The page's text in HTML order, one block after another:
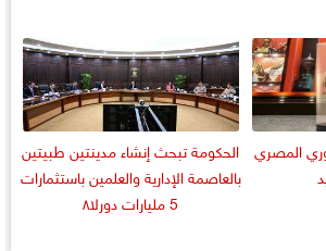
المصري الحكومة تبحث إنشاء مدينتين طبيتين
بالعاصمة الإدارية والعلمين باستثمارات
5 مليارات دورلا٨